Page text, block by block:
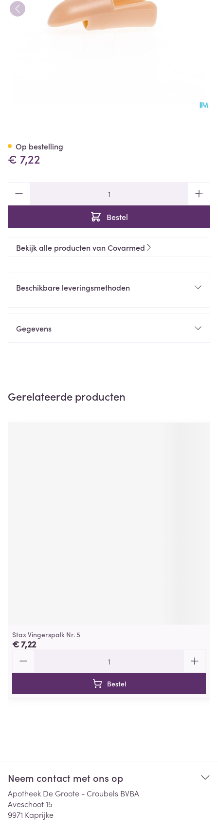
€ 7,22
Bestel
Op bestelling
Bekijk alle producten van Covarmed
Beschikbare leveringsmethoden
Gegevens
Gerelateerde producten
Stax Vingerspalk Nr. 5
€ 7,22
Bestel
Neem contact met ons op
Apotheek De Groote - Croubels BVBA
Aveschoot 15
9971 Kaprijke